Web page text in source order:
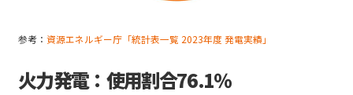
参考： 資源エネルギー庁「統計表一覧 2023年度 発電実績」
火力発電：使用割合76.1％